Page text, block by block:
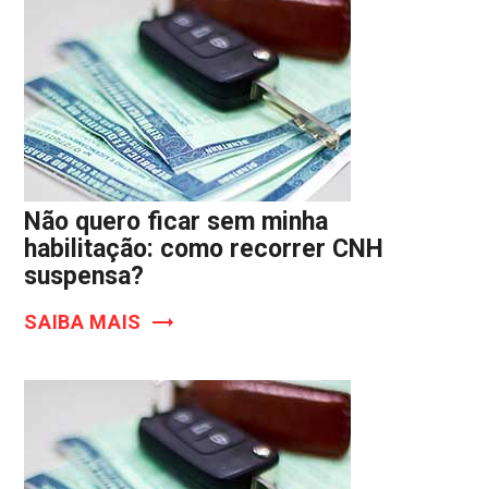
Não quero ficar sem minha
habilitação: como recorrer CNH
suspensa?
SAIBA MAIS